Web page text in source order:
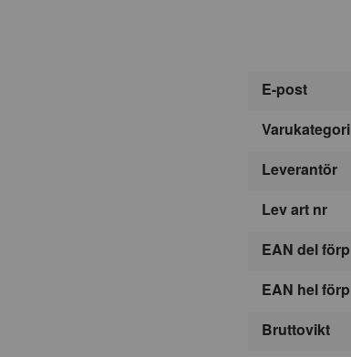
E-post
Varukategori
Leverantör
Lev art nr
EAN del förp
EAN hel förp
Bruttovikt